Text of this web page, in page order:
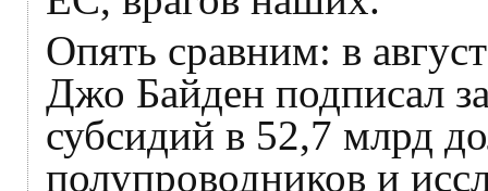
Опять сравним: в
Джо Байден подписал
субсидий в 52,7 млрд
полупроводников и